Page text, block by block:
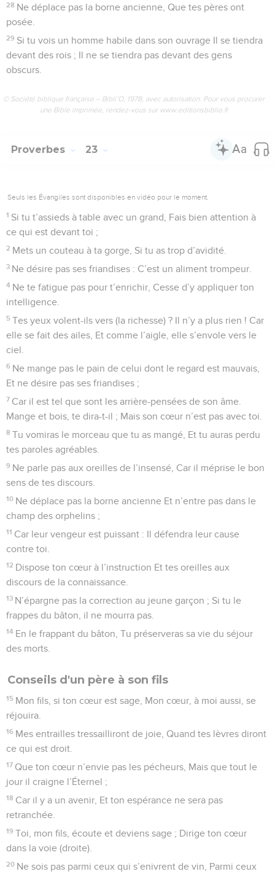
28 Ne déplace pas la borne ancienne, Que tes pères ont
posée.
29 Si tu vois un homme habile dans son ouvrage Il se tiendra
devant des rois ; Il ne se tiendra pas devant des gens
obscurs.
© Société biblique française – Bibli’O, 1978, avec autorisation. Pour vous procurer
une Bible imprimée, rendez-vous sur www.editionsbiblio.fr
Proverbes 23
Seuls les Évangiles sont disponibles en vidéo pour le moment.
1 Si tu t’assieds à table avec un grand, Fais bien attention à
ce qui est devant toi ;
2 Mets un couteau à ta gorge, Si tu as trop d’avidité.
3 Ne désire pas ses friandises : C’est un aliment trompeur.
4 Ne te fatigue pas pour t’enrichir, Cesse d’y appliquer ton
intelligence.
5 Tes yeux volent-ils vers (la richesse) ? Il n’y a plus rien ! Car
elle se fait des ailes, Et comme l’aigle, elle s’envole vers le
ciel.
6 Ne mange pas le pain de celui dont le regard est mauvais,
Et ne désire pas ses friandises ;
7 Car il est tel que sont les arrière-pensées de son âme.
Mange et bois, te dira-t-il ; Mais son cœur n’est pas avec toi.
8 Tu vomiras le morceau que tu as mangé, Et tu auras perdu
tes paroles agréables.
9 Ne parle pas aux oreilles de l’insensé, Car il méprise le bon
sens de tes discours.
10 Ne déplace pas la borne ancienne Et n’entre pas dans le
champ des orphelins ;
11 Car leur vengeur est puissant : Il défendra leur cause
contre toi.
12 Dispose ton cœur à l’instruction Et tes oreilles aux
discours de la connaissance.
13 N’épargne pas la correction au jeune garçon ; Si tu le
frappes du bâton, il ne mourra pas.
14 En le frappant du bâton, Tu préserveras sa vie du séjour
des morts.
Conseils d'un père à son fils
15 Mon fils, si ton cœur est sage, Mon cœur, à moi aussi, se
réjouira.
16 Mes entrailles tressailliront de joie, Quand tes lèvres diront
ce qui est droit.
17 Que ton cœur n’envie pas les pécheurs, Mais que tout le
jour il craigne l’Éternel ;
18 Car il y a un avenir, Et ton espérance ne sera pas
retranchée.
19 Toi, mon fils, écoute et deviens sage ; Dirige ton cœur
dans la voie (droite).
20 Ne sois pas parmi ceux qui s’enivrent de vin, Parmi ceux